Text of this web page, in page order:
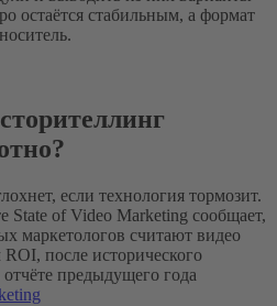
остаётся стабильным, а формат
если технология тормозит.
State of Video Marketing сообщает,
маркетологов считают видео
после исторического
предыдущего года